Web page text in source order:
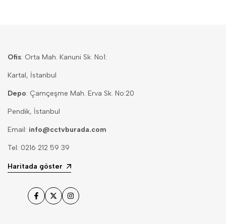
Ofis: Orta Mah. Kanuni Sk. No1:
Kartal, İstanbul
Depo: Çamçeşme Mah. Erva Sk. No:20
Pendik, İstanbul
Email: info@cctvburada.com
Tel: 0216 212 59 39
Haritada göster
Facebook
TwitterInstagram